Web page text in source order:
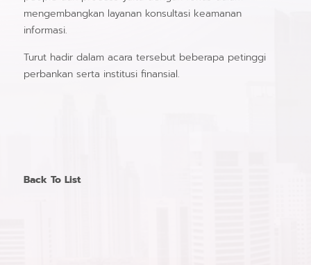
mengembangkan layanan konsultasi keamanan
informasi.
Turut hadir dalam acara tersebut beberapa petinggi
perbankan serta institusi finansial.
Back To List